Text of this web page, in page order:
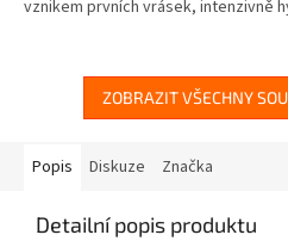
5
vznikem prvních vrásek, intenzivně
ZOBRAZIT VŠECHNY
Popis Diskuze Značka
Detailní popis produktu